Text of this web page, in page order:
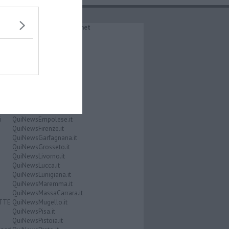
IL NETWORK QuiNews.net
QuiNewsAbetone.it
QuiNewsCasentino.it
QuiNewsEmpolese.it
QuiNewsFirenze.it
QuiNewsGarfagnana.it
QuiNewsGrosseto.it
QuiNewsLivorno.it
QuiNewsLucca.it
QuiNewsLunigiana.it
QuiNewsMaremma.it
QuiNewsMassaCarrara.it
QuiNewsMugello.it
QuiNewsPisa.it
QuiNewsPistoia.it